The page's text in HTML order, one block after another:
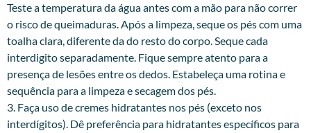
Teste a temperatura da água antes com a mão para não correr
o risco de queimaduras. Após a limpeza, seque os pés com uma
toalha clara, diferente da do resto do corpo. Seque cada
interdigito separadamente. Fique sempre atento para a
presença de lesões entre os dedos. Estabeleça uma rotina e
sequência para a limpeza e secagem dos pés.
3. Faça uso de cremes hidratantes nos pés (exceto nos
interdígitos). Dê preferência para hidratantes específicos para